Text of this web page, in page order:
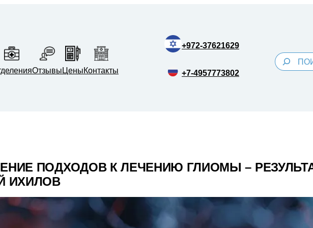
Отзывы ЦеныКонтакты
+972-37621629
+7-4957773802
Поиск
ПОДХОДОВ К ЛЕЧЕНИЮ ГЛИОМЫ –
ИХИЛОВ